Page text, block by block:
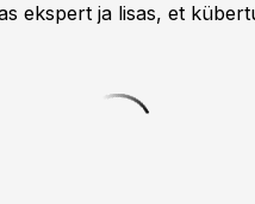
ekspert ja lisas, et